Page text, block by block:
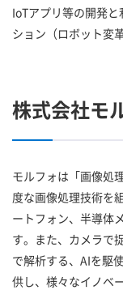
IoTアプリ等の開発
ション（ロボット変
株式会社モ
モルフォは「画像処
度な画像処理技術を
ートフォン、半導体
す。また、カメラで
で解析する、AIを駆
供し、様々なイノベ